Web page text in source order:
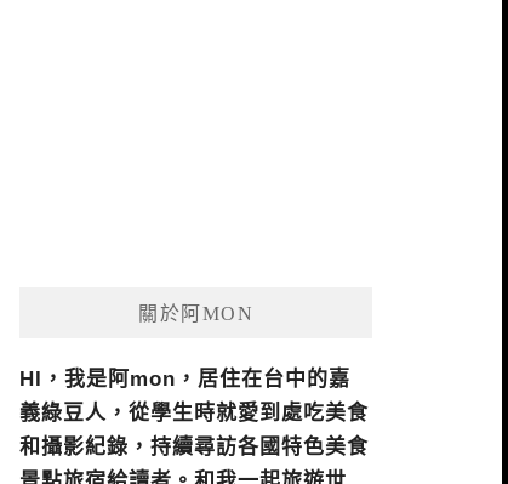
關於阿MON
HI，我是阿mon，居住在台中的嘉
義綠豆人，從學生時就愛到處吃美食
和攝影紀錄，持續尋訪各國特色美食